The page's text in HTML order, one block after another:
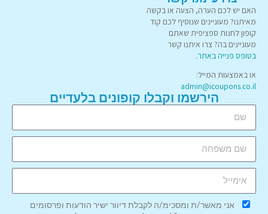
האם יש לכם הערה, הצעה או בקשה
מאיתנו? מעוניינים שנוסיף לכם קוד
קופון לחנות ספציפית שאתם
מעוניינים בה? צרו איתנו קשר
בטופס פנייה באתר.
או באמצעות המייל:
admin@icoupons.co.il
הירשמו וקבלו קופונים בלעדיים
אני מאשר/ת ומסכימ/ה לקבלת דיוור ישיר הודעות ופרסומים